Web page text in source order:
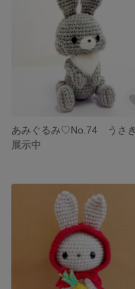
あみぐるみ♡No.74 うさ
展示中